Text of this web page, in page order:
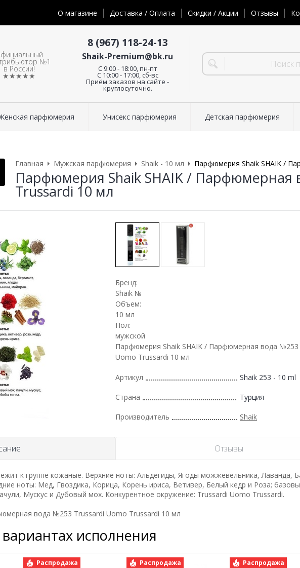
О магазине Доставка / Оплата Скидки / Акции Отзывы
№1
в России!
★★★★★
8 (967) 118-24-13
Shaik-Premium@bk.ru
C 9:00 - 18:00, пн-пт
С 10:00 - 17:00, сб-вс
Приём заказов на сайте -
круглосуточно.
парфюмерия Унисекс парфюмерия Детская парфюмерия
Главная Мужская парфюмерия Shaik - 10 мл Парфюмерия Shaik SHAIK /
Парфюмерия Shaik SHAIK / Парфюмерная
Trussardi 10 мл
Бренд:
Shaik №
Объем:
10 мл
Пол:
мужской
Парфюмерия Shaik SHAIK / Парфюмерная вода №253
Uomo Trussardi 10 мл
Артикул Shaik 253 - 10 ml
Страна Турция
Производитель Shaik
Отзывы
к группе кожаные. Верхние ноты: Альдегиды, Ягоды можжевельника, Лаванда,
ноты: Мед, Гвоздика, Корица, Корень ириса, Ветивер, Белый кедр и Роза;
Мускус и Дубовый мох. Конкурентное окружение: Trussardi Uomo Trussardi.
вода №253 Trussardi Uomo Trussardi 10 мл
исполнения
Распродажа Распродажа Распродажа